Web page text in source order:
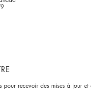
pour recevoir des mises à jour et